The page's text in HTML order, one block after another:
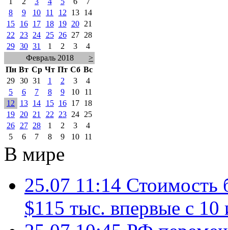
8
9 10 11 12 13
14
15
16 17 18 19 20
21
22
23 24 25 26 27
28
29 30 31 1 2 3
4
Февраль 2018
>
Пн Вт Ср Чт Пт Сб Вс
29 30 31 1 2 3
4
5
6 7 8 9 10
11
12
13 14 15 16 17
18
19
20 21 22 23 24
25
26
27 28 1 2 3
4
5
6 7 8 9 10 11
В мире
25.07 11:14 Стоимость
$115 тыс. впервые с 10